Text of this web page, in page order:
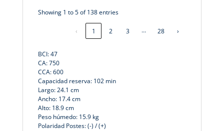
Showing 1 to 5 of 138 entries
‹ 1 2 3 … 28 ›
BCI: 47
CA: 750
CCA: 600
Capacidad reserva: 102 min
Largo: 24.1 cm
Ancho: 17.4 cm
Alto: 18.9 cm
Peso húmedo: 15.9 kg
Polaridad Postes: (-) / (+)